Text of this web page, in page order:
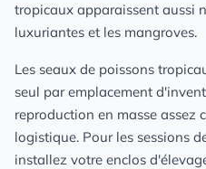
tropicaux apparaissent aussi
luxuriantes et les mangroves.
Les seaux de poissons
seul par emplacement
reproduction en masse assez
logistique. Pour les sessions
installez votre enclos